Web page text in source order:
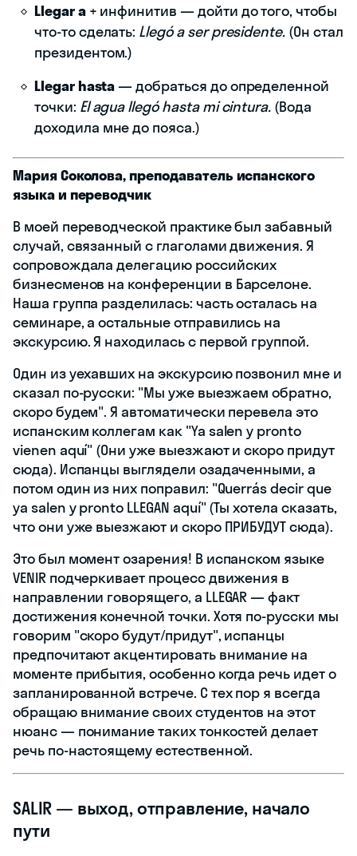
Llegar a+ инфинитив — дойти до того, чтобы
что-то сделать: Llegó a ser presidente. (Он стал
президентом.)
Llegar hasta— добраться до определенной
точки: El agua llegó hasta mi cintura. (Вода
доходила мне до пояса.)
Мария Соколова, преподаватель испанского
языка и переводчик
В моей переводческой практике был забавный
случай, связанный с глаголами движения. Я
сопровождала делегацию российских
бизнесменов на конференции в Барселоне.
Наша группа разделилась: часть осталась на
семинаре, а остальные отправились на
экскурсию. Я находилась с первой группой.
Один из уехавших на экскурсию позвонил мне и
сказал по-русски: "Мы уже выезжаем обратно,
скоро будем". Я автоматически перевела это
испанским коллегам как "Ya salen y pronto
vienen aquí" (Они уже выезжают и скоро придут
сюда). Испанцы выглядели озадаченными, а
потом один из них поправил: "Querrás decir que
ya salen y pronto LLEGAN aquí" (Ты хотела сказать,
что они уже выезжают и скоро ПРИБУДУТ сюда).
Это был момент озарения! В испанском языке
VENIR подчеркивает процесс движения в
направлении говорящего, а LLEGAR — факт
достижения конечной точки. Хотя по-русски мы
говорим "скоро будут/придут", испанцы
предпочитают акцентировать внимание на
моменте прибытия, особенно когда речь идет о
запланированной встрече. С тех пор я всегда
обращаю внимание своих студентов на этот
нюанс — понимание таких тонкостей делает
речь по-настоящему естественной.
SALIR — выход, отправление, начало
пути